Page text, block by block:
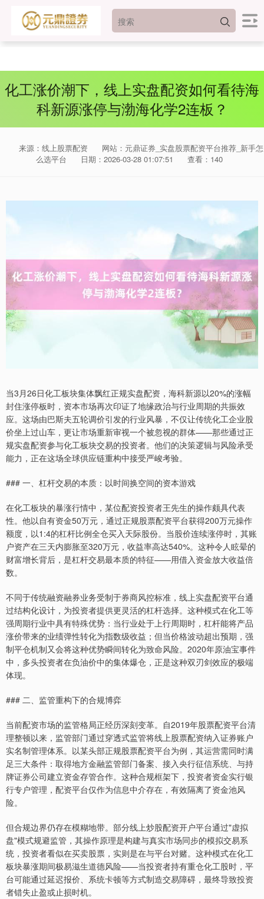
化工涨价潮下，线上实盘配资如何看待海
科新源涨停与渤海化学2连板？
来源：线上股票配资
网站：元鼎证券_实盘股票配资平台推荐_新手怎
么选平台
日期：2026-03-28 01:07:51 查看：140
当3月26日化工板块集体飘红正规实盘配资，海科新源以20%的涨幅
封住涨停板时，资本市场再次印证了地缘政治与行业周期的共振效
应。这场由巴斯夫五轮调价引发的行业风暴，不仅让传统化工企业股
价坐上过山车，更让市场重新审视一个被忽视的群体——那些通过正
规实盘配资参与化工板块交易的投资者。他们的决策逻辑与风险承受
能力，正在这场全球供应链重构中接受严峻考验。
### 一、杠杆交易的本质：以时间换空间的资本游戏
在化工板块的暴涨行情中，某位配资投资者王先生的操作颇具代表
性。他以自有资金50万元，通过正规股票配资平台获得200万元操作
额度，以1:4的杠杆比例全仓买入天际股份。当股价连续涨停时，其账
户资产在三天内膨胀至320万元，收益率高达540%。这种令人眩晕的
财富增长背后，是杠杆交易最本质的特征——用借入资金放大收益倍
数。
不同于传统融资融券业务受制于券商风控标准，线上实盘配资平台通
过结构化设计，为投资者提供更灵活的杠杆选择。这种模式在化工等
强周期行业中具有特殊优势：当行业处于上行周期时，杠杆能将产品
涨价带来的业绩弹性转化为指数级收益；但当价格波动超出预期，强
制平仓机制又会将这种优势瞬间转化为致命风险。2020年原油宝事件
中，多头投资者在负油价中的集体爆仓，正是这种双刃剑效应的极端
体现。
### 二、监管重构下的合规博弈
当前配资市场的监管格局正经历深刻变革。自2019年股票配资平台清
理整顿以来，监管部门通过穿透式监管将线上股票配资纳入证券账户
实名制管理体系。以某头部正规股票配资平台为例，其运营需同时满
足三大条件：取得地方金融监管部门备案、接入央行征信系统、与持
牌证券公司建立资金存管合作。这种合规框架下，投资者资金实行银
行专户管理，配资平台仅作为信息中介存在，有效隔离了资金池风
险。
但合规边界仍存在模糊地带。部分线上炒股配资开户平台通过"虚拟
盘"模式规避监管，其操作原理是构建与真实市场同步的模拟交易系
统，投资者看似在买卖股票，实则是在与平台对赌。这种模式在化工
板块暴涨期间极易滋生道德风险——当投资者持有重仓化工股时，平
台可能通过延迟报价、系统卡顿等方式制造交易障碍，最终导致投资
者错失止盈或止损时机。